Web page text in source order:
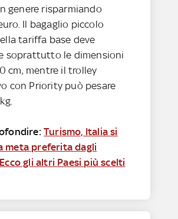
genere risparmiando
Il bagaglio piccolo
tariffa base deve
soprattutto le dimensioni
cm, mentre il trolley
con Priority può pesare
Turismo, Italia si
meta preferita dagli
gli altri Paesi più scelti